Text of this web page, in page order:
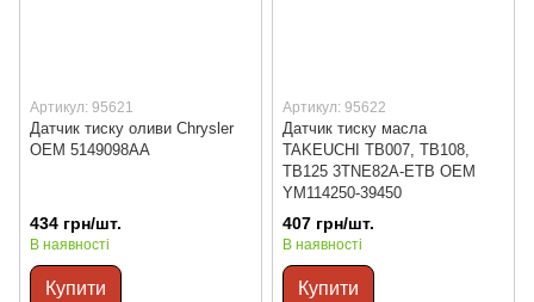
Артикул: 95621
Датчик тиску оливи Chrysler
OEM 5149098AA
434 грн/шт.
В наявності
Купити
Артикул: 95622
Датчик тиску масла
TAKEUCHI TB007, TB108,
TB125 3TNE82A-ETB OEM
YM114250-39450
407 грн/шт.
В наявності
Купити